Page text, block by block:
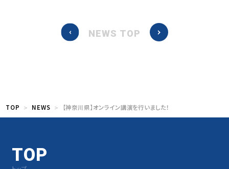
NEWS TOP
TOP NEWS 【神奈川県】オンライン講演を行いました！
TOP